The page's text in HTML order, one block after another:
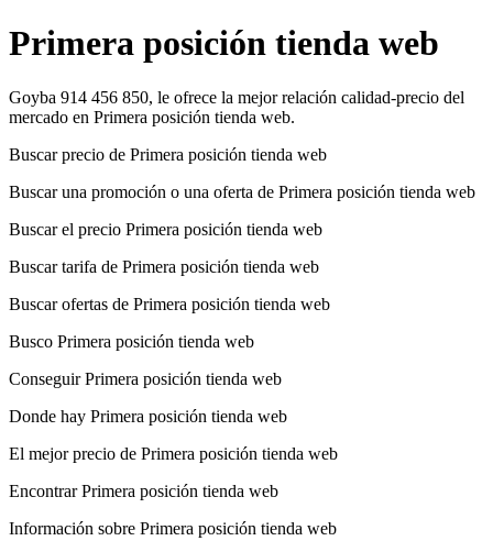
Primera posición tienda web
Goyba 914 456 850, le ofrece la mejor relación calidad-precio del
mercado en Primera posición tienda web.
Buscar precio de Primera posición tienda web
Buscar una promoción o una oferta de Primera posición tienda web
Buscar el precio Primera posición tienda web
Buscar tarifa de Primera posición tienda web
Buscar ofertas de Primera posición tienda web
Busco Primera posición tienda web
Conseguir Primera posición tienda web
Donde hay Primera posición tienda web
El mejor precio de Primera posición tienda web
Encontrar Primera posición tienda web
Información sobre Primera posición tienda web